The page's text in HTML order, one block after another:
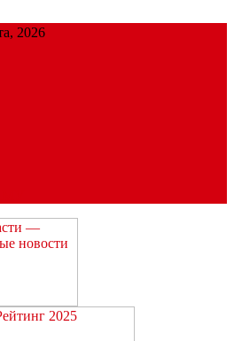
2026
дня в Тульской области на сайте